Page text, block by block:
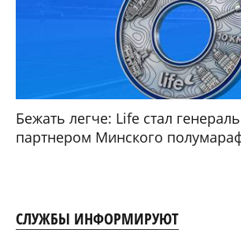
Бежать легче: Life стал
партнером Минского
СЛУЖБЫ ИНФОРМИРУЮТ